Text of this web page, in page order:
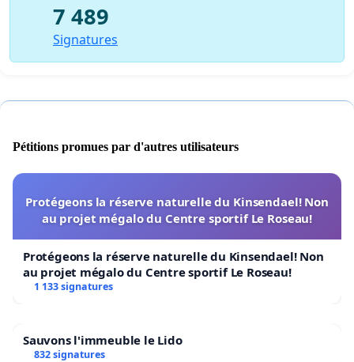
7 489
Signatures
Pétitions promues par d'autres utilisateurs
Protégeons la réserve naturelle du Kinsendael! Non
au projet mégalo du Centre sportif Le Roseau!
Protégeons la réserve naturelle du Kinsendael! Non
au projet mégalo du Centre sportif Le Roseau!
1 133 signatures
Sauvons l'immeuble le Lido
832 signatures